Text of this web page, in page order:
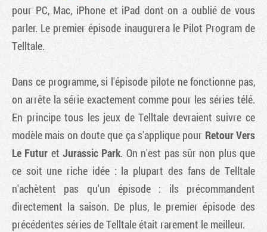
pour PC, Mac, iPhone et iPad dont on a oublié de vous
parler. Le premier épisode inaugurera le Pilot Program de
Telltale.
Dans ce programme, si l'épisode pilote ne fonctionne pas,
on arrête la série exactement comme pour les séries télé.
En principe tous les jeux de Telltale devraient suivre ce
modèle mais on doute que ça s'applique pour Retour Vers
Le Futur etJurassic Park. On n'est pas sûr non plus que
ce soit une riche idée : la plupart des fans de Telltale
n'achètent pas qu'un épisode : ils précommandent
directement la saison. De plus, le premier épisode des
précédentes séries de Telltale était rarement le meilleur.